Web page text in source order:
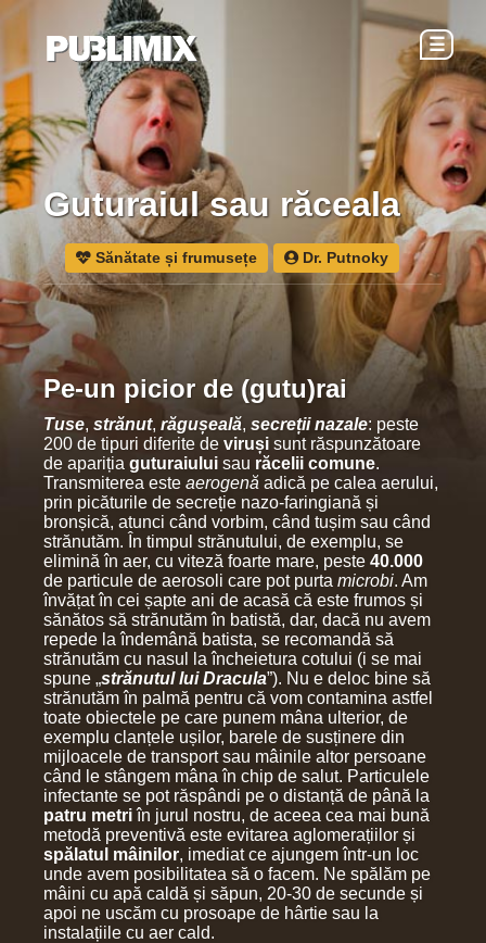
☰
Guturaiul sau răceala
Sănătate și frumusețe Dr. Putnoky
Pe-un picior de (gutu)rai
Tuse, strănut, răgușeală, secreții nazale: peste
200 de tipuri diferite de viruși sunt răspunzătoare
de apariția guturaiului sau răcelii comune.
Transmiterea este aerogenă adică pe calea aerului,
prin picăturile de secreție nazo-faringiană și
bronșică, atunci când vorbim, când tușim sau când
strănutăm. În timpul strănutului, de exemplu, se
elimină în aer, cu viteză foarte mare, peste 40.000
de particule de aerosoli care pot purta microbi. Am
învățat în cei șapte ani de acasă că este frumos și
sănătos să strănutăm în batistă, dar, dacă nu avem
repede la îndemână batista, se recomandă să
strănutăm cu nasul la încheietura cotului (i se mai
spune „strănutul lui Dracula”). Nu e deloc bine să
strănutăm în palmă pentru că vom contamina astfel
toate obiectele pe care punem mâna ulterior, de
exemplu clanțele ușilor, barele de susținere din
mijloacele de transport sau mâinile altor persoane
când le stângem mâna în chip de salut. Particulele
infectante se pot răspândi pe o distanță de până la
patru metriîn jurul nostru, de aceea cea mai bună
metodă preventivă este evitarea aglomerațiilor și
spălatul mâinilor, imediat ce ajungem într-un loc
unde avem posibilitatea să o facem. Ne spălăm pe
mâini cu apă caldă și săpun, 20-30 de secunde și
apoi ne uscăm cu prosoape de hârtie sau la
instalațiile cu aer cald.